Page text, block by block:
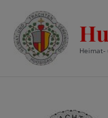
Inhalt
springen
Heimat-